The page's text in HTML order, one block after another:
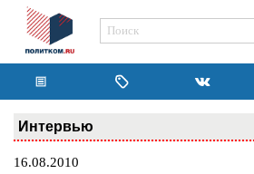
Интервью
16.08.2010